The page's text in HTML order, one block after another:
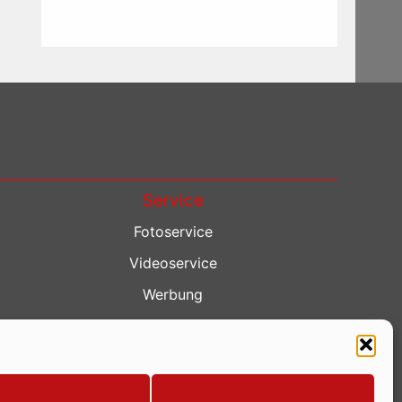
Service
Fotoservice
Videoservice
Werbung